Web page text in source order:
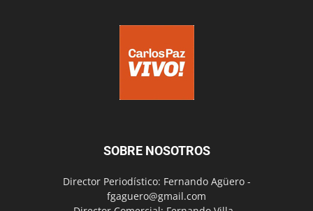
SOBRE NOSOTROS
Director Periodístico: Fernando Agüero -
fgaguero@gmail.com